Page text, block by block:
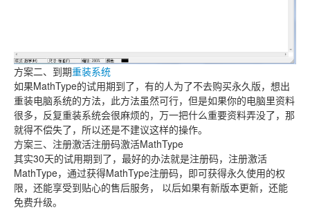
方案二、到期重装系统
如果MathType的试用期到了，有的人为了不去购买永久版，想出
重装电脑系统的方法，此方法虽然可行，但是如果你的电脑里资料
很多，反复重装系统会很麻烦的，万一把什么重要资料弄没了，那
就得不偿失了，所以还是不建议这样的操作。
方案三、注册激活注册码激活MathType
其实30天的试用期到了，最好的办法就是注册码，注册激活
MathType，通过获得MathType注册码，即可获得永久使用的权
限，还能享受到贴心的售后服务， 以后如果有新版本更新，还能
免费升级。